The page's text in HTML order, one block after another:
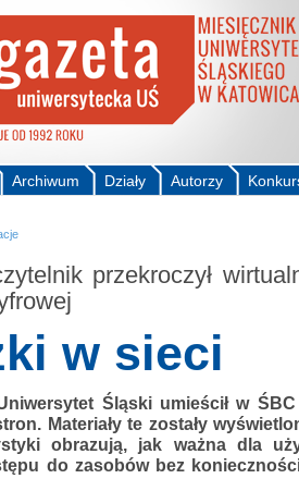
Autorzy
Działy
Archiwum
przekroczył
w sieci
Śląski umieścił w
Materiały te zostały
obrazują, jak ważna dla
do zasobów bez